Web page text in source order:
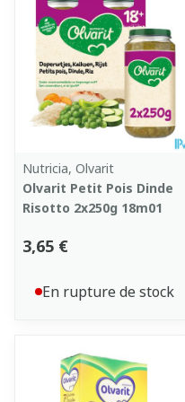
Nutricia, Olvarit
Olvarit Petit Pois Dinde
Risotto 2x250g 18m01
3,65 €
En rupture de stock